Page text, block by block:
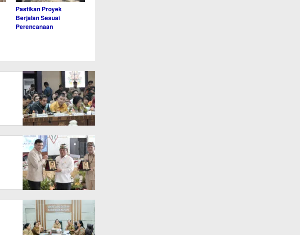
Pastikan Proyek
Berjalan Sesuai
Perencanaan